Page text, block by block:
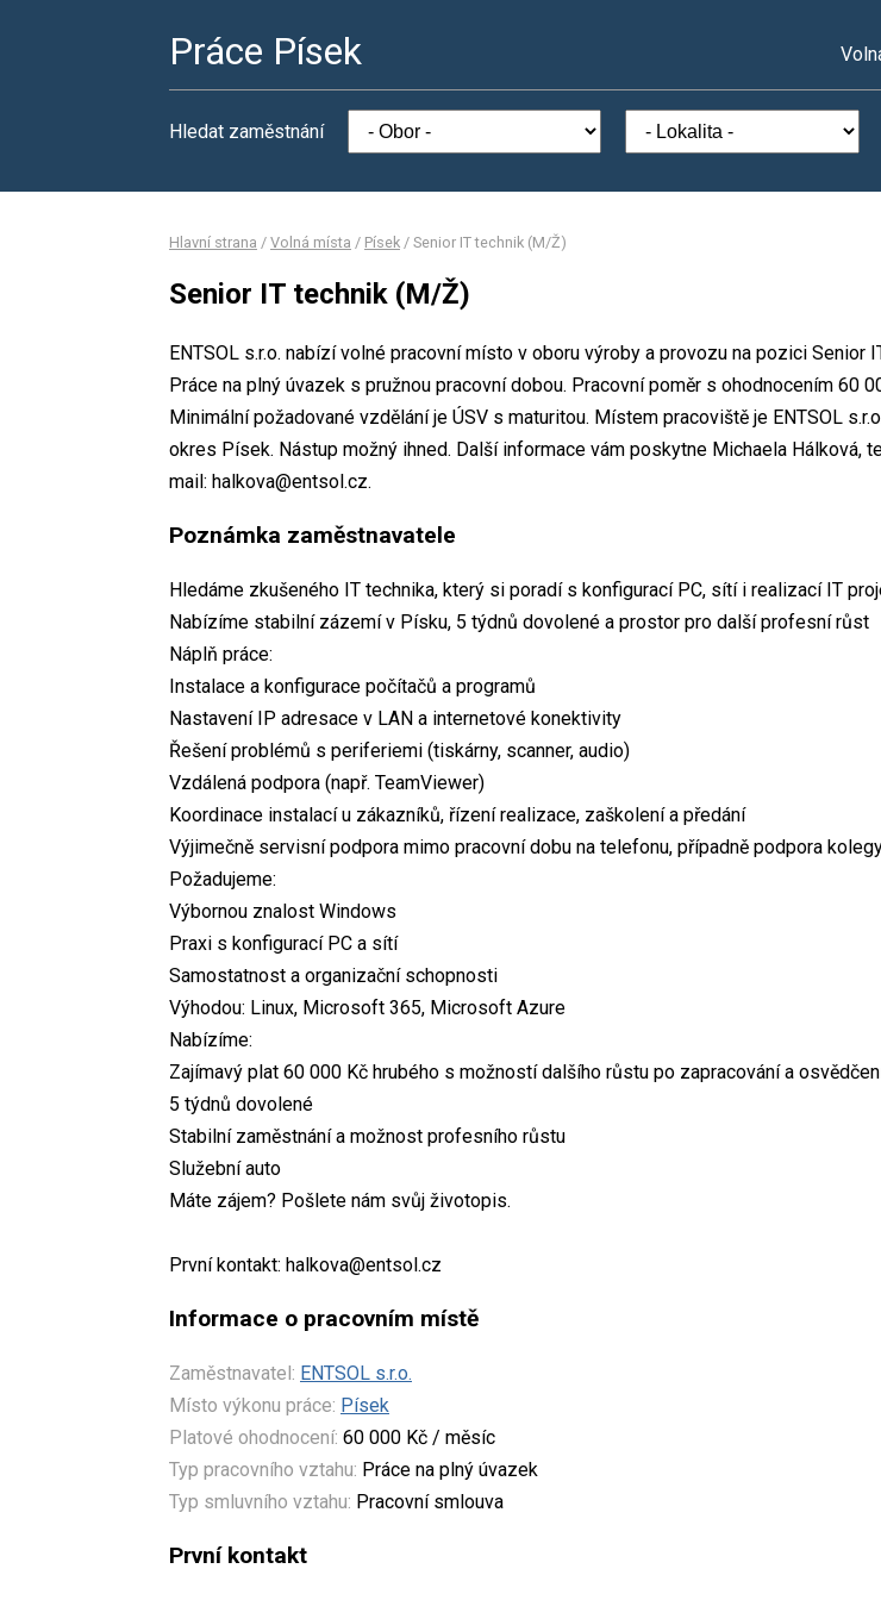
Práce Písek
Hledat zaměstnání
Hlavní strana / Volná místa / Písek / Senior IT technik (M/Ž)
Senior IT technik (M/Ž)
ENTSOL s.r.o. nabízí volné pracovní místo v oboru výroby a provozu na pozici Senior
Práce na plný úvazek s pružnou pracovní dobou. Pracovní poměr s ohodnocením 60
Minimální požadované vzdělání je ÚSV s maturitou. Místem pracoviště je ENTSOL
okres Písek. Nástup možný ihned. Další informace vám poskytne Michaela Hálková,
mail: halkova@entsol.cz.
Poznámka zaměstnavatele
Hledáme zkušeného IT technika, který si poradí s konfigurací PC, sítí i realizací IT
Nabízíme stabilní zázemí v Písku, 5 týdnů dovolené a prostor pro další profesní růst
Náplň práce:
Instalace a konfigurace počítačů a programů
Nastavení IP adresace v LAN a internetové konektivity
Řešení problémů s periferiemi (tiskárny, scanner, audio)
Vzdálená podpora (např. TeamViewer)
Koordinace instalací u zákazníků, řízení realizace, zaškolení a předání
Výjimečně servisní podpora mimo pracovní dobu na telefonu, případně podpora
Požadujeme:
Výbornou znalost Windows
Praxi s konfigurací PC a sítí
Samostatnost a organizační schopnosti
Výhodou: Linux, Microsoft 365, Microsoft Azure
Nabízíme:
Zajímavý plat 60 000 Kč hrubého s možností dalšího růstu po zapracování a
5 týdnů dovolené
Stabilní zaměstnání a možnost profesního růstu
Služební auto
Máte zájem? Pošlete nám svůj životopis.
První kontakt: halkova@entsol.cz
Informace o pracovním místě
Zaměstnavatel: ENTSOL s.r.o.
Místo výkonu práce: Písek
Platové ohodnocení: 60 000 Kč / měsíc
Typ pracovního vztahu: Práce na plný úvazek
Typ smluvního vztahu: Pracovní smlouva
První kontakt